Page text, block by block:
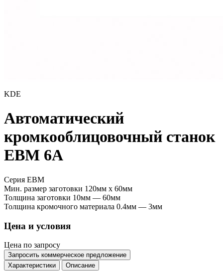
KDE
Автоматический
кромкооблицовочный станок
EBM 6А
Серия EBM
Мин. размер заготовки 120мм x 60мм
Толщина заготовки 10мм — 60мм
Толщина кромочного материала 0.4мм — 3мм
Цена и условия
Цена по запросу
Запросить коммерческое предложение
Характеристики
Описание